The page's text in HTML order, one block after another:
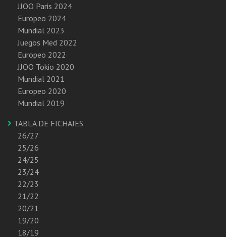
JJOO Paris 2024
Europeo 2024
Mundial 2023
Juegos Med 2022
Europeo 2022
JJOO Tokio 2020
Mundial 2021
Europeo 2020
Mundial 2019
TABLA DE FICHAJES
26/27
25/26
24/25
23/24
22/23
21/22
20/21
19/20
18/19